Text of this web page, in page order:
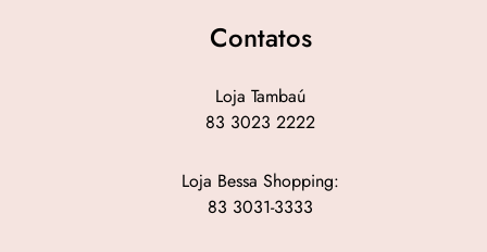
Contatos
Loja Tambaú
83 3023 2222
Loja Bessa Shopping:
83 3031-3333